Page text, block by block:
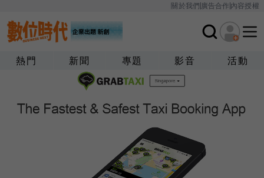
關於我們廣告合作內容授權
熱門 新聞 專題 影音 活動